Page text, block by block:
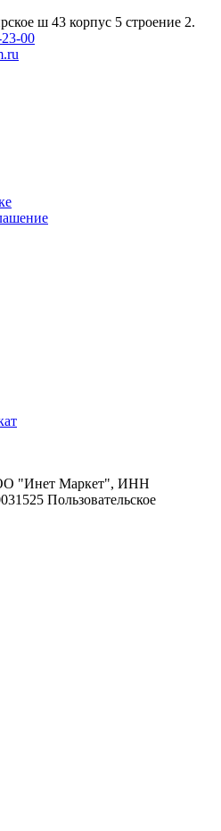
ш 43 корпус 5 строение 2.
00
"Инет Маркет", ИНН
Пользовательское